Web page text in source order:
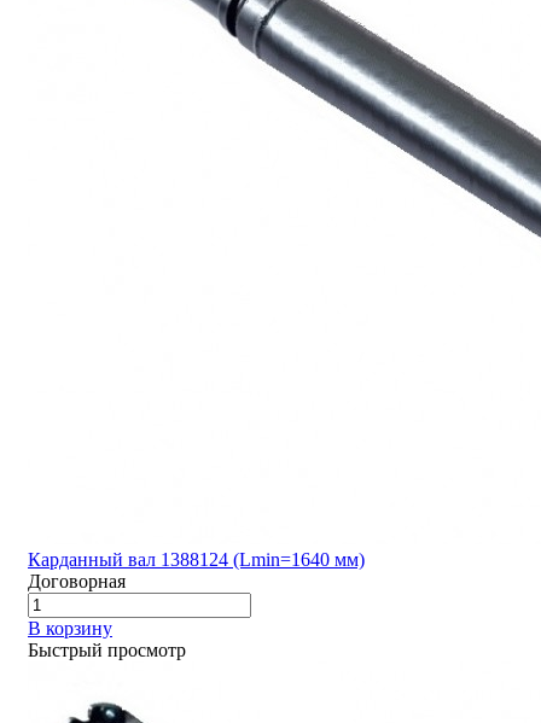
Карданный вал 1388124 (Lmin=1640 мм)
Договорная
В корзину
Быстрый просмотр